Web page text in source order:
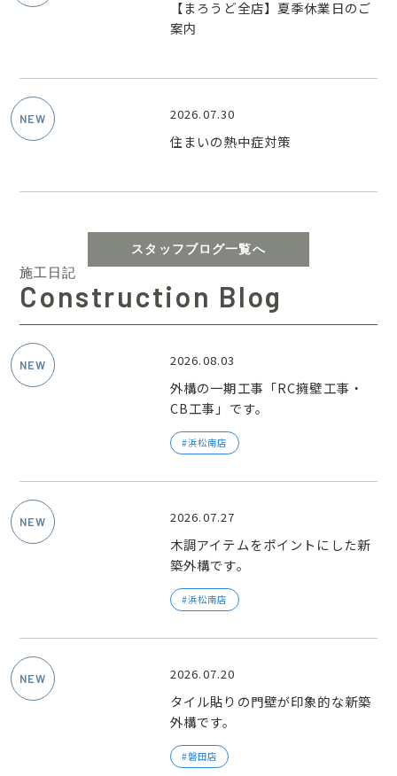
【まろうど全店】夏季休業日のご
案内
2026.07.30
住まいの熱中症対策
スタッフブログ一覧へ
施工日記
Construction Blog
2026.08.03
外構の一期工事「RC擁壁工事・
CB工事」です。
浜松南店
2026.07.27
木調アイテムをポイントにした新
築外構です。
浜松南店
2026.07.20
タイル貼りの門壁が印象的な新築
外構です。
磐田店